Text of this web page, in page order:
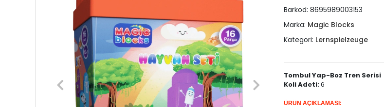
Barkod: 8695989003153
Marka: Magic Blocks
Kategori: Lernspielzeuge
Tombul Yap-Boz Tren Serisi
Koli Adeti:6
ÜRÜN AÇIKLAMASI: